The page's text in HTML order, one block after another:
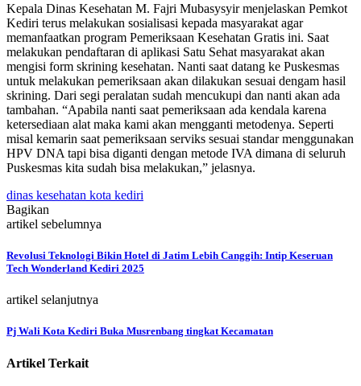
Kepala Dinas Kesehatan M. Fajri Mubasysyir menjelaskan Pemkot
Kediri terus melakukan sosialisasi kepada masyarakat agar
memanfaatkan program Pemeriksaan Kesehatan Gratis ini. Saat
melakukan pendaftaran di aplikasi Satu Sehat masyarakat akan
mengisi form skrining kesehatan. Nanti saat datang ke Puskesmas
untuk melakukan pemeriksaan akan dilakukan sesuai dengam hasil
skrining. Dari segi peralatan sudah mencukupi dan nanti akan ada
tambahan. “Apabila nanti saat pemeriksaan ada kendala karena
ketersediaan alat maka kami akan mengganti metodenya. Seperti
misal kemarin saat pemeriksaan serviks sesuai standar menggunakan
HPV DNA tapi bisa diganti dengan metode IVA dimana di seluruh
Puskesmas kita sudah bisa melakukan,” jelasnya.
dinas kesehatan kota kediri
Bagikan
artikel sebelumnya
Revolusi Teknologi Bikin Hotel di Jatim Lebih Canggih: Intip Keseruan
Tech Wonderland Kediri 2025
artikel selanjutnya
Pj Wali Kota Kediri Buka Musrenbang tingkat Kecamatan
Artikel Terkait